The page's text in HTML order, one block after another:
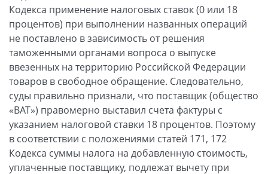
Кодекса применение налоговых ставок (0 или 18
процентов) при выполнении названных операций
не поставлено в зависимость от решения
таможенными органами вопроса о выпуске
ввезенных на территорию Российской Федерации
товаров в свободное обращение. Следовательно,
суды правильно признали, что поставщик (общество
«ВАТ») правомерно выставил счета фактуры с
указанием налоговой ставки 18 процентов. Поэтому
в соответствии с положениями статей 171, 172
Кодекса суммы налога на добавленную стоимость,
уплаченные поставщику, подлежат вычету при